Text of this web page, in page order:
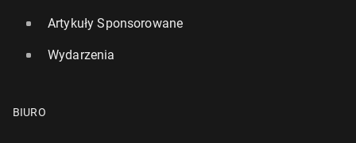
Artykuły Sponsorowane
Wydarzenia
BIURO